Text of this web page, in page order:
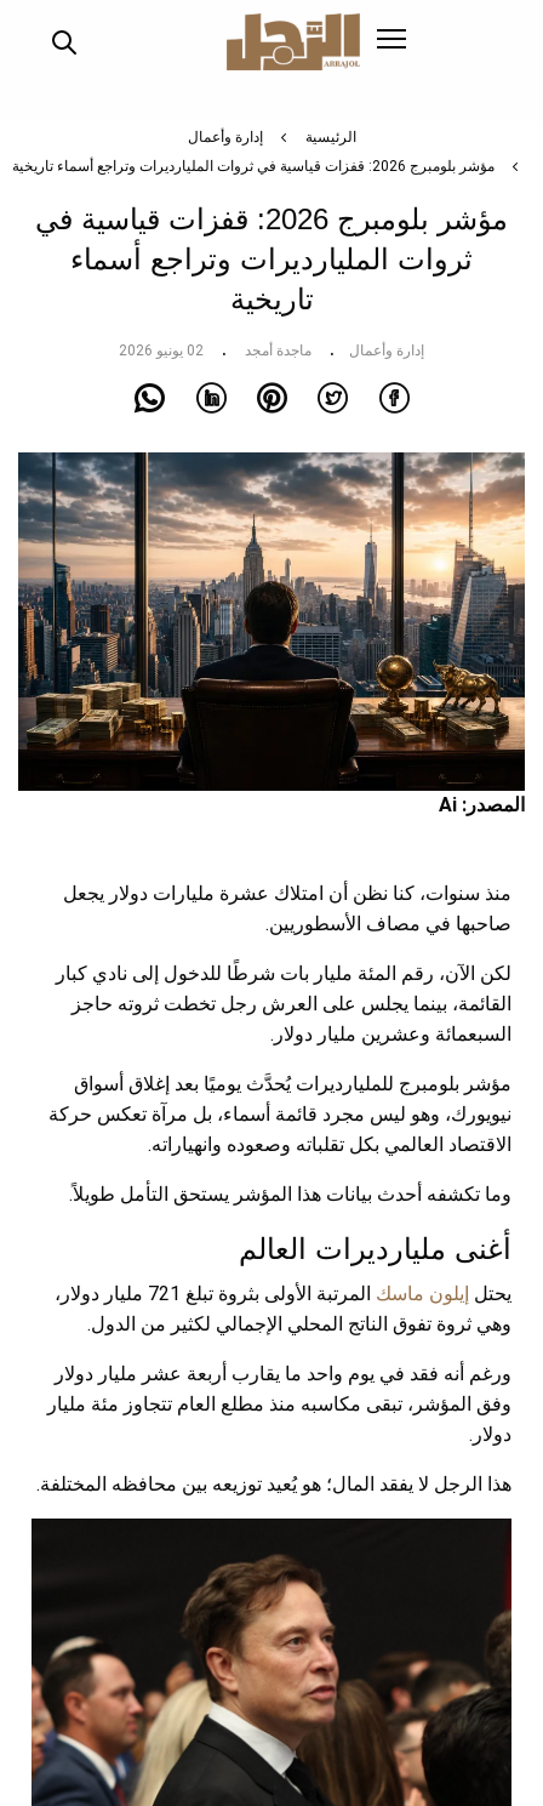
الرئيسية
إدارة وأعمال
مؤشر بلومبرج 2026: قفزات قياسية في ثروات المليارديرات وتراجع أسماء تاريخية
مؤشر بلومبرج 2026: قفزات قياسية في
ثروات المليارديرات وتراجع أسماء
تاريخية
إدارة وأعمال ماجدة أمجد 02 يونيو 2026
المصدر: Ai
منذ سنوات، كنا نظن أن امتلاك عشرة مليارات دولار يجعل
صاحبها في مصاف الأسطوريين.
لكن الآن، رقم المئة مليار بات شرطًا للدخول إلى نادي كبار
القائمة، بينما يجلس على العرش رجل تخطت ثروته حاجز
السبعمائة وعشرين مليار دولار.
مؤشر بلومبرج للمليارديرات يُحدَّث يوميًا بعد إغلاق أسواق
نيويورك، وهو ليس مجرد قائمة أسماء، بل مرآة تعكس حركة
الاقتصاد العالمي بكل تقلباته وصعوده وانهياراته.
وما تكشفه أحدث بيانات هذا المؤشر يستحق التأمل طويلاً.
أغنى مليارديرات العالم
يحتل إيلون ماسك
المرتبة الأولى بثروة تبلغ 721 مليار دولار،
وهي ثروة تفوق الناتج المحلي الإجمالي لكثير من الدول.
ورغم أنه فقد في يوم واحد ما يقارب أربعة عشر مليار دولار
وفق المؤشر، تبقى مكاسبه منذ مطلع العام تتجاوز مئة مليار
دولار.
هذا الرجل لا يفقد المال؛ هو يُعيد توزيعه بين محافظه المختلفة.